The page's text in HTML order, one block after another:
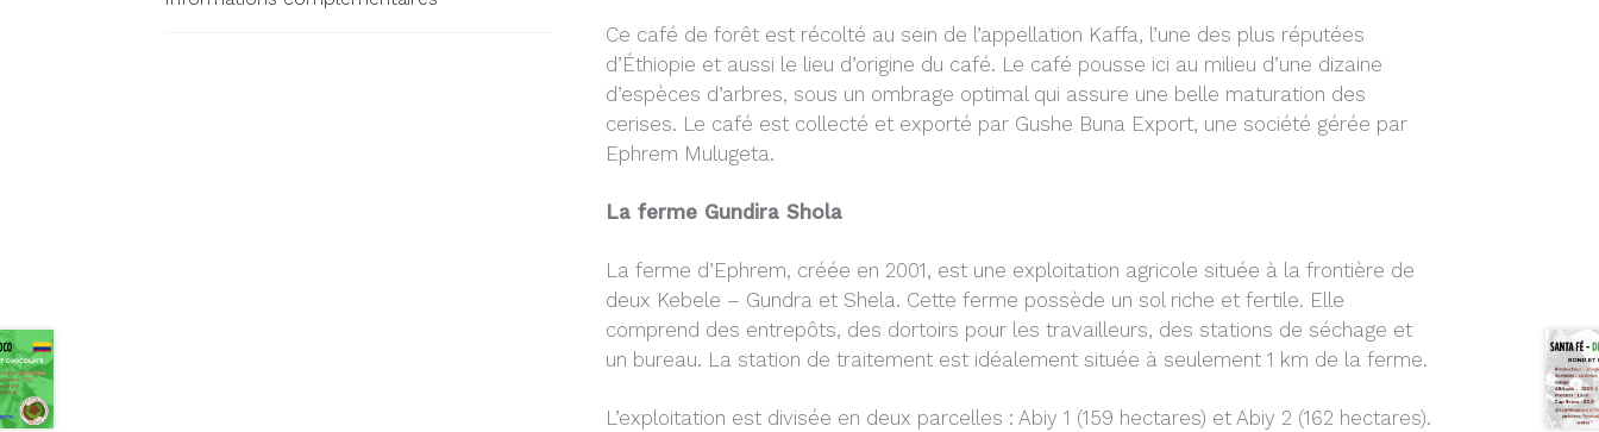
Ce café de forêt est récolté au sein de l’appellation Kaffa, l’une des plus réputées
d’Éthiopie et aussi le lieu d’origine du café. Le café pousse ici au milieu d’une dizaine
d’espèces d’arbres, sous un ombrage optimal qui assure une belle maturation des
cerises. Le café est collecté et exporté par Gushe Buna Export, une société gérée par
Ephrem Mulugeta.
La ferme Gundira Shola
La ferme d’Ephrem, créée en 2001, est une exploitation agricole située à la frontière de
deux Kebele – Gundra et Shela. Cette ferme possède un sol riche et fertile. Elle
comprend des entrepôts, des dortoirs pour les travailleurs, des stations de séchage et
un bureau. La station de traitement est idéalement située à seulement 1 km de la ferme.
L’exploitation est divisée en deux parcelles : Abiy 1 (159 hectares) et Abiy 2 (162 hectares).